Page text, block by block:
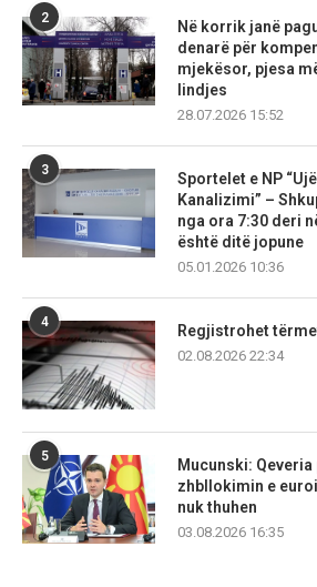
2
Në korrik janë
denarë për
mjekësor, pjesa
lindjes
28.07.2026 15:52
3
Sportelet e NP
Kanalizimi” –
nga ora 7:30 deri
është ditë jopune
05.01.2026 10:36
4
Regjistrohet
02.08.2026 22:34
5
Mucunski: Qeveria
zhbllokimin e
nuk thuhen
03.08.2026 16:35